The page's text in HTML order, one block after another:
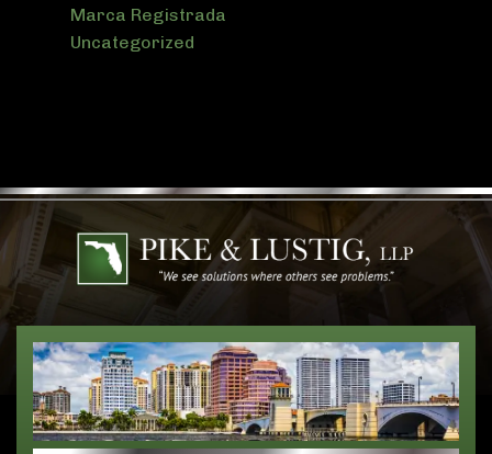
Marca Registrada
Uncategorized